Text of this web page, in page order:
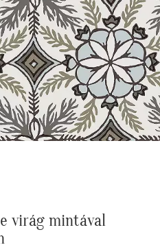
virág mintával